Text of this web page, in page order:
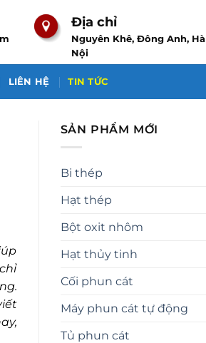
Địa chỉ
Nguyên Khê, Đông Anh, Hà
Nội
LIÊN HỆ TIN TỨC
SẢN PHẨM MỚI
Bi thép
Hạt thép
Bột oxit nhôm
Hạt thủy tinh
Cối phun cát
Máy phun cát tự động
Tủ phun cát